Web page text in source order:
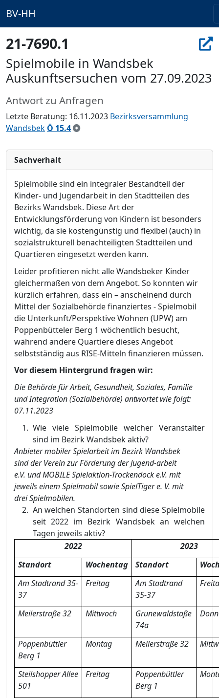
BV-HH
21-7690.1
Spielmobile in Wandsbek
Auskunftsersuchen vom 27.09.2023
Antwort zu Anfragen
Letzte Beratung: 16.11.2023 Bezirksversammlung
Wandsbek Ö 15.4
Sachverhalt
Spielmobile sind ein integraler Bestandteil der
Kinder- und Jugendarbeit in den Stadtteilen des
Bezirks Wandsbek. Diese Art der
Entwicklungsförderung von Kindern ist besonders
wichtig, da sie kostengünstig und flexibel (auch) in
sozialstrukturell benachteiligten Stadtteilen und
Quartieren eingesetzt werden kann.
Leider profitieren nicht alle Wandsbeker Kinder
gleichermaßen von dem Angebot. So konnten wir
kürzlich erfahren, dass ein –anscheinend durch
Mittel der Sozialbehörde finanziertes - Spielmobil
die Unterkunft/Perspektive Wohnen (UPW) am
Poppenbütteler Berg 1 wöchentlich besucht,
während andere Quartiere dieses Angebot
selbstständig aus RISE-Mitteln finanzieren müssen.
Vor diesem Hintergrund fragen wir:
Die Behörde für Arbeit, Gesundheit, Soziales, Familie
und Integration (Sozialbehörde) antwortet wie folgt:
07.11.2023
Wie viele Spielmobile welcher Veranstalter
sind im Bezirk Wandsbek aktiv?
Anbieter mobiler Spielarbeit im Bezirk Wandsbek
sind der Verein zur Förderung der Jugend-arbeit
e.V. und MOBILE Spielaktion-Trockendock e.V. mit
jeweils einem Spielmobil sowie SpielTiger e. V. mit
drei Spielmobilen.
An welchen Standorten sind diese Spielmobile
seit 2022 im Bezirk Wandsbek an welchen
Tagen jeweils aktiv?
2022
2023
Standort
Wochentag Standort
Am Stadtrand 35-
37
Freitag
Am Stadtrand
35-37
Meilerstraße 32 Mittwoch Grunewaldstaße
74a
Poppenbüttler
Berg 1
Montag Meilerstraße 32
Steilshopper Allee
501
Freitag Poppenbüttler
Berg 1